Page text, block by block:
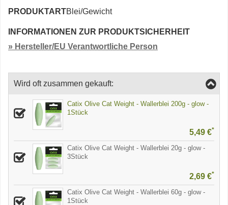
PRODUKTARTBlei/Gewicht
INFORMATIONEN ZUR PRODUKTSICHERHEIT
» Hersteller/EU Verantwortliche Person
Wird oft zusammen gekauft:
Catix Olive Cat Weight - Wallerblei 200g - glow -
1Stück
5,49 €*
Catix Olive Cat Weight - Wallerblei 20g - glow -
3Stück
2,69 €*
Catix Olive Cat Weight - Wallerblei 60g - glow -
1Stück